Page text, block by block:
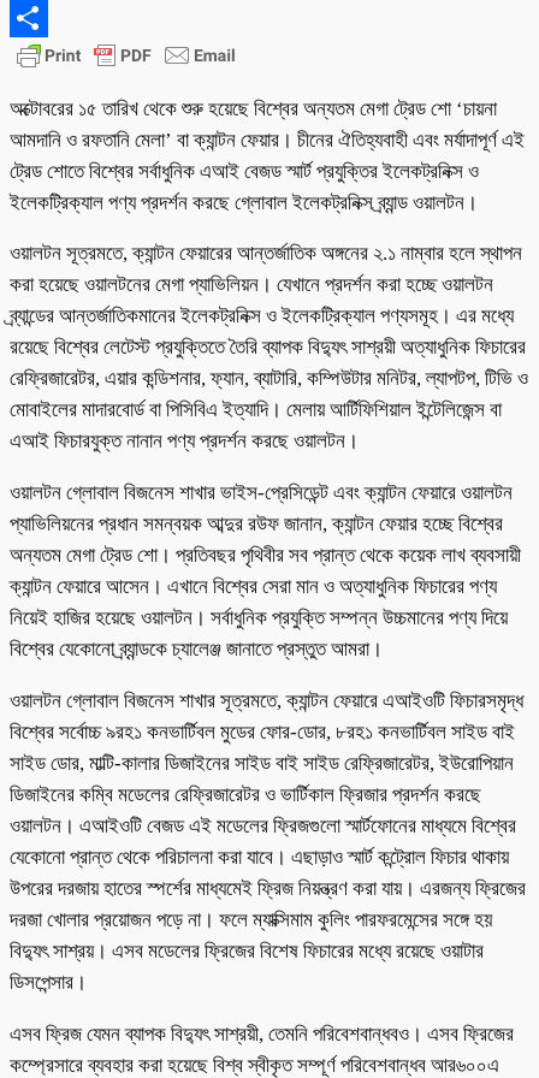
Email
Share
অক্টোবরের ১৫ তারিখ থেকে শুরু হয়েছে বিশ্বের অন্যতম মেগা ট্রেড শো ‘চায়না
আমদানি ও রফতানি মেলা’ বা ক্যান্টন ফেয়ার। চীনের ঐতিহ্যবাহী এবং মর্যাদাপূর্ণ এই
ট্রেড শোতে বিশ্বের সর্বাধুনিক এআই বেজড স্মার্ট প্রযুক্তির ইলেকট্রনিক্স ও
ইলেকট্রিক্যাল পণ্য প্রদর্শন করছে গ্লোবাল ইলেকট্রনিক্স ব্র্যান্ড ওয়ালটন।
ওয়ালটন সূত্রমতে, ক্যান্টন ফেয়ারের আন্তর্জাতিক অঙ্গনের ২.১ নাম্বার হলে স্থাপন
করা হয়েছে ওয়ালটনের মেগা প্যাভিলিয়ন। যেখানে প্রদর্শন করা হচ্ছে ওয়ালটন
ব্র্যান্ডের আন্তর্জাতিকমানের ইলেকট্রনিক্স ও ইলেকট্রিক্যাল পণ্যসমূহ। এর মধ্যে
রয়েছে বিশ্বের লেটেস্ট প্রযুক্তিতে তৈরি ব্যাপক বিদ্যুৎ সাশ্রয়ী অত্যাধুনিক ফিচারের
রেফ্রিজারেটর, এয়ার কন্ডিশনার, ফ্যান, ব্যাটারি, কম্পিউটার মনিটর, ল্যাপটপ, টিভি ও
মোবাইলের মাদারবোর্ড বা পিসিবিএ ইত্যাদি। মেলায় আর্টিফিশিয়াল ইন্টেলিজেন্স বা
এআই ফিচারযুক্ত নানান পণ্য প্রদর্শন করছে ওয়ালটন।
ওয়ালটন গ্লোবাল বিজনেস শাখার ভাইস-প্রেসিডেন্ট এবং ক্যান্টন ফেয়ারে ওয়ালটন
প্যাভিলিয়নের প্রধান সমন্বয়ক আব্দুর রউফ জানান, ক্যান্টন ফেয়ার হচ্ছে বিশ্বের
অন্যতম মেগা ট্রেড শো। প্রতিবছর পৃথিবীর সব প্রান্ত থেকে কয়েক লাখ ব্যবসায়ী
ক্যান্টন ফেয়ারে আসেন। এখানে বিশ্বের সেরা মান ও অত্যাধুনিক ফিচারের পণ্য
নিয়েই হাজির হয়েছে ওয়ালটন। সর্বাধুনিক প্রযুক্তি সম্পন্ন উচ্চমানের পণ্য দিয়ে
বিশ্বের যেকোনো ব্র্যান্ডকে চ্যালেঞ্জ জানাতে প্রস্তুত আমরা।
ওয়ালটন গ্লোবাল বিজনেস শাখার সূত্রমতে, ক্যান্টন ফেয়ারে এআইওটি ফিচারসমৃদ্ধ
বিশ্বের সর্বোচ্চ ৯রহ১ কনভার্টিবল মুডের ফোর-ডোর, ৮রহ১ কনভার্টিবল সাইড বাই
সাইড ডোর, মাল্টি-কালার ডিজাইনের সাইড বাই সাইড রেফ্রিজারেটর, ইউরোপিয়ান
ডিজাইনের কম্বি মডেলের রেফ্রিজারেটর ও ভার্টিকাল ফ্রিজার প্রদর্শন করছে
ওয়ালটন। এআইওটি বেজড এই মডেলের ফ্রিজগুলো স্মার্টফোনের মাধ্যমে বিশ্বের
যেকোনো প্রান্ত থেকে পরিচালনা করা যাবে। এছাড়াও স্মার্ট কন্ট্রোল ফিচার থাকায়
উপরের দরজায় হাতের স্পর্শের মাধ্যমেই ফ্রিজ নিয়ন্ত্রণ করা যায়। এরজন্য ফ্রিজের
দরজা খোলার প্রয়োজন পড়ে না। ফলে ম্যাক্সিমাম কুলিং পারফরমেন্সের সঙ্গে হয়
বিদ্যুৎ সাশ্রয়। এসব মডেলের ফ্রিজের বিশেষ ফিচারের মধ্যে রয়েছে ওয়াটার
ডিসপেন্সার।
এসব ফ্রিজ যেমন ব্যাপক বিদ্যুৎ সাশ্রয়ী, তেমনি পরিবেশবান্ধবও। এসব ফ্রিজের
কম্প্রেসারে ব্যবহার করা হয়েছে বিশ্ব স্বীকৃত সম্পূর্ণ পরিবেশবান্ধব আর৬০০এ